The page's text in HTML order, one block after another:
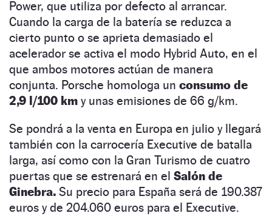
Power, que utiliza por defecto al arrancar.
Cuando la carga de la batería se reduzca a
cierto punto o se aprieta demasiado el
acelerador se activa el modo Hybrid Auto, en el
que ambos motores actúan de manera
conjunta. Porsche homologa un consumo de
2,9 l/100 km y unas emisiones de 66 g/km.
Se pondrá a la venta en Europa en julio y llegará
también con la carrocería Executive de batalla
larga, así como con la Gran Turismo de cuatro
puertas que se estrenará en el Salón de
Ginebra. Su precio para España será de 190.387
euros y de 204.060 euros para el Executive.